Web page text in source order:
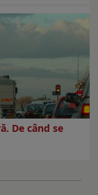
De când se